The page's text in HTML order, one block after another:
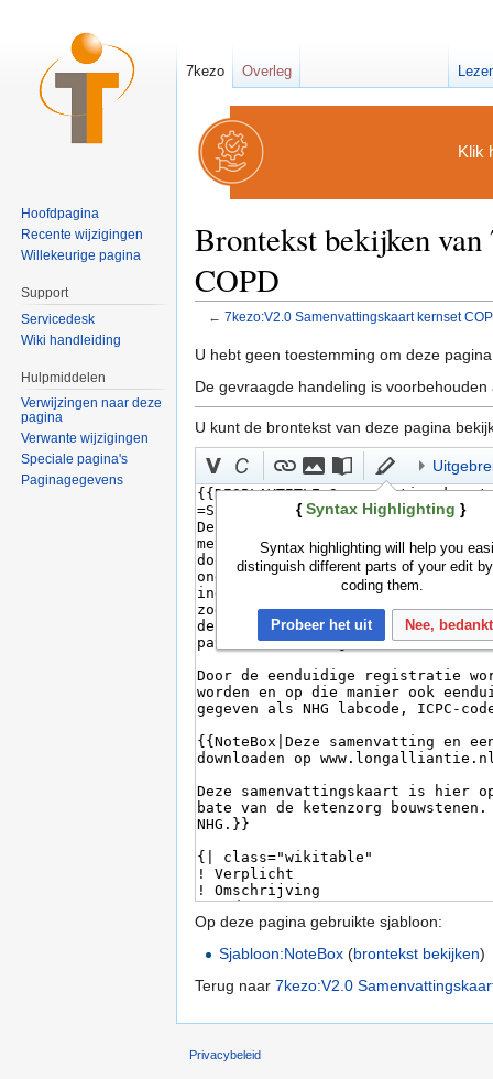
Klik
Brontekst bekijken
COPD
← 7kezo:V2.0 Samenvattingskaart kernset
U hebt geen toestemming om deze
De gevraagde handeling is
U kunt de brontekst van deze pagina
Op deze pagina gebruikte sjabloon:
Sjabloon:NoteBox (brontekst bekijken)
Terug naar 7kezo:V2.0
7kezo Overleg
Hoofdpagina
Recente wijzigingen
Willekeurige pagina
Support
Servicedesk
Wiki handleiding
Hulpmiddelen
Verwijzingen naar deze
pagina
Verwante wijzigingen
Speciale pagina's
Paginagegevens
Privacybeleid
{Syntax Highlighting }
Syntax highlighting will help you
distinguish different parts of your edit
coding them.
Probeer het uit Nee, bedankt